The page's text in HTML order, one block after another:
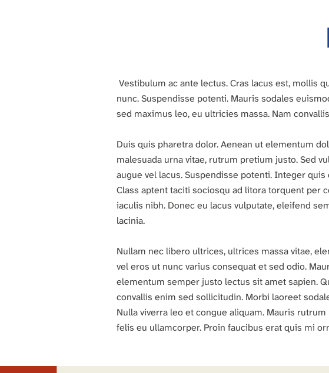
Vestibulum ac ante lectus. Cras lacus est, mollis
nunc. Suspendisse potenti. Mauris sodales
sed maximus leo, eu ultricies massa. Nam
Duis quis pharetra dolor. Aenean ut elementum
malesuada urna vitae, rutrum pretium justo. Sed
augue vel lacus. Suspendisse potenti. Integer
Class aptent taciti sociosqu ad litora torquent per
iaculis nibh. Donec eu lacus vulputate, eleifend
lacinia.
Nullam nec libero ultrices, ultrices massa vitae,
vel eros ut nunc varius consequat et sed odio.
elementum semper justo lectus sit amet sapien.
convallis enim sed sollicitudin. Morbi laoreet
Nulla viverra leo et congue aliquam. Mauris
felis eu ullamcorper. Proin faucibus erat quis mi